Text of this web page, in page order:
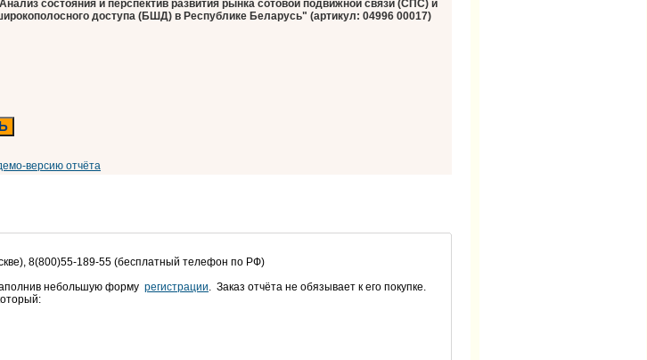
состояния и перспектив развития рынка сотовой подвижной связи (СПС) и
доступа (БШД) в Республике Беларусь" (артикул: 04996 00017)
версию отчёта
8(800)55-189-55 (бесплатный телефон по РФ)
небольшую форму регистрации. Заказ отчёта не обязывает к его покупке.